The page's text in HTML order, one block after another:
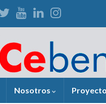
Nosotros